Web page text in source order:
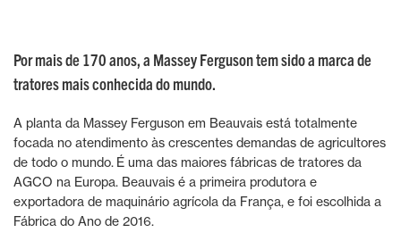
Por mais de 170 anos, a Massey Ferguson tem sido a marca de
tratores mais conhecida do mundo.
A planta da Massey Ferguson em Beauvais está totalmente
focada no atendimento às crescentes demandas de agricultores
de todo o mundo. É uma das maiores fábricas de tratores da
AGCO na Europa. Beauvais é a primeira produtora e
exportadora de maquinário agrícola da França, e foi escolhida a
Fábrica do Ano de 2016.